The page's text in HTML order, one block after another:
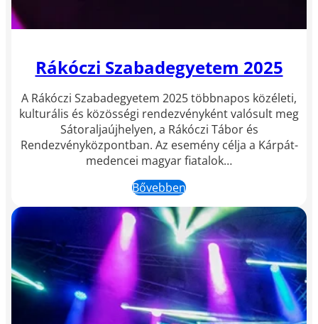
Rákóczi Szabadegyetem 2025
A Rákóczi Szabadegyetem 2025 többnapos közéleti,
kulturális és közösségi rendezvényként valósult meg
Sátoraljaújhelyen, a Rákóczi Tábor és
Rendezvényközpontban. Az esemény célja a Kárpát-
medencei magyar fiatalok…
Bővebben